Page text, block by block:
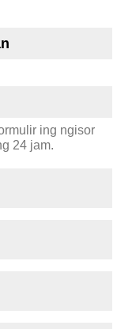
ing ngisor
24 jam.